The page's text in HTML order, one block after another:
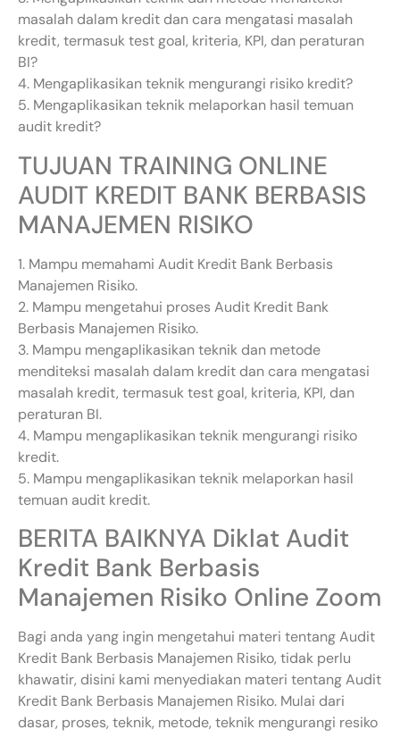
masalah dalam kredit dan cara mengatasi masalah
kredit, termasuk test goal, kriteria, KPI, dan peraturan
BI?
4. Mengaplikasikan teknik mengurangi risiko kredit?
5. Mengaplikasikan teknik melaporkan hasil temuan
audit kredit?
TUJUAN TRAINING ONLINE
AUDIT KREDIT BANK BERBASIS
MANAJEMEN RISIKO
1. Mampu memahami Audit Kredit Bank Berbasis
Manajemen Risiko.
2. Mampu mengetahui proses Audit Kredit Bank
Berbasis Manajemen Risiko.
3. Mampu mengaplikasikan teknik dan metode
menditeksi masalah dalam kredit dan cara mengatasi
masalah kredit, termasuk test goal, kriteria, KPI, dan
peraturan BI.
4. Mampu mengaplikasikan teknik mengurangi risiko
kredit.
5. Mampu mengaplikasikan teknik melaporkan hasil
temuan audit kredit.
BERITA BAIKNYA Diklat Audit
Kredit Bank Berbasis
Manajemen Risiko Online Zoom
Bagi anda yang ingin mengetahui materi tentang Audit
Kredit Bank Berbasis Manajemen Risiko, tidak perlu
khawatir, disini kami menyediakan materi tentang Audit
Kredit Bank Berbasis Manajemen Risiko. Mulai dari
dasar, proses, teknik, metode, teknik mengurangi resiko